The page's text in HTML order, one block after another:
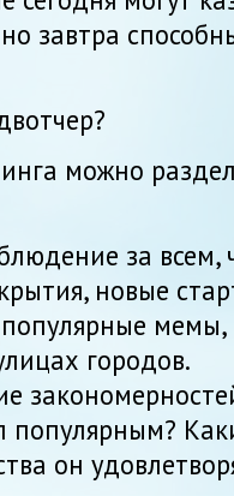
завтра
можно
за всем,
новые
популярные
городов.
популярным?
он